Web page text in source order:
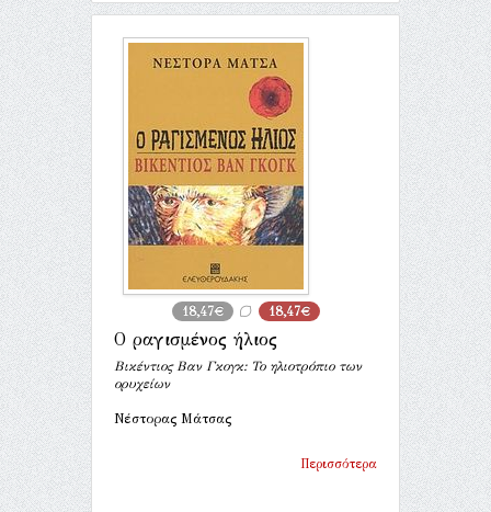
18,47€ 18,47€
Ο ραγισμένος ήλιος
Βικέντιος Βαν Γκογκ: Το ηλιοτρόπιο των
ορυχείων
Νέστορας Μάτσας
Περισσότερα